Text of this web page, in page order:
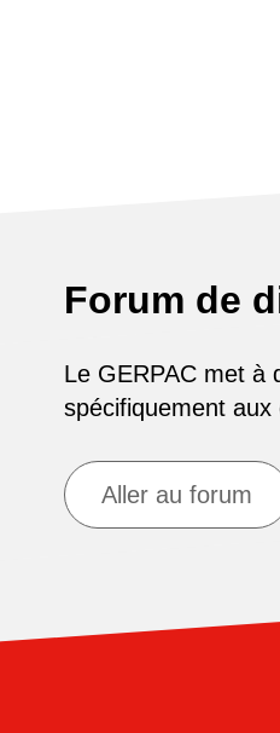
Forum de
Le GERPAC met à
spécifiquement aux
Aller au forum